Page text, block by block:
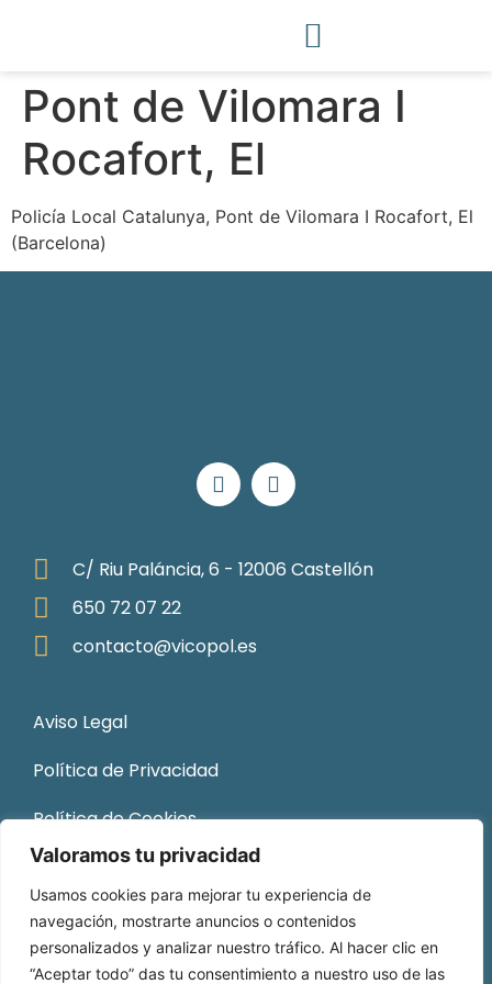
Valoramos tu privacidad
Usamos cookies para mejorar tu experiencia de
navegación, mostrarte anuncios o contenidos
personalizados y analizar nuestro tráfico. Al hacer clic en
“Aceptar todo” das tu consentimiento a nuestro uso de las
Pont de Vilomara I
Rocafort, El
Policía Local Catalunya, Pont de Vilomara I Rocafort, El
(Barcelona)
C/ Riu Paláncia, 6 - 12006 Castellón
650 72 07 22
contacto@vicopol.es
Aviso Legal
Política de Privacidad
Política de Cookies
Sitemap